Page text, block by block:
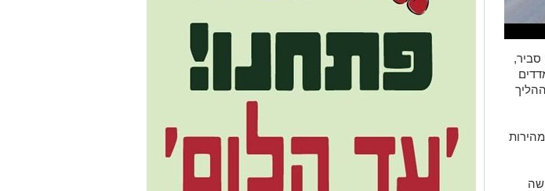
של נהיגה במהירות